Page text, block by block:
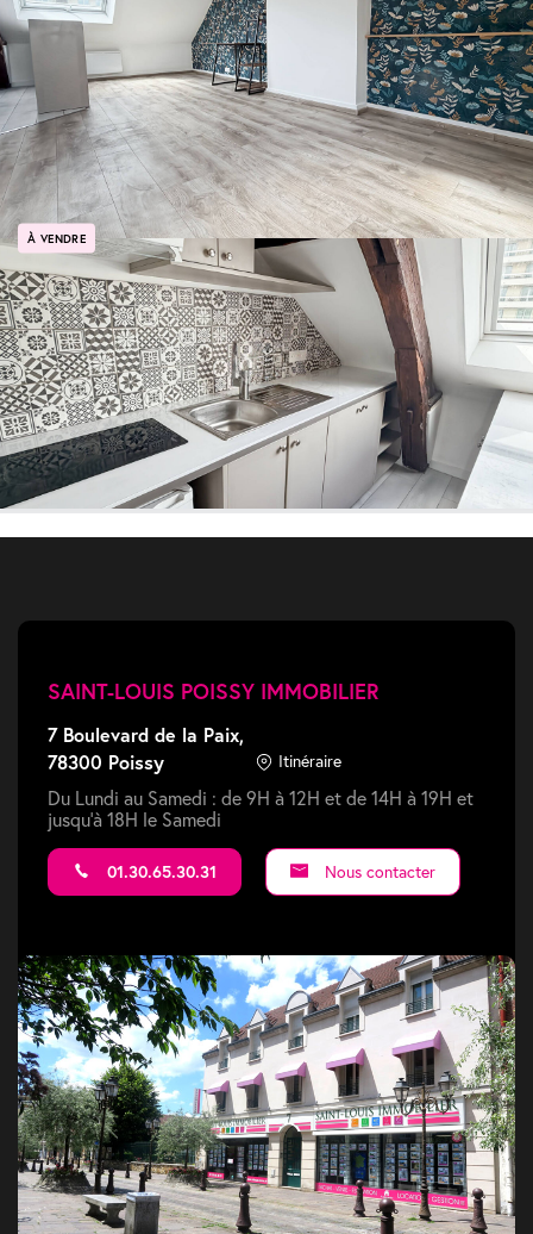
À VENDRE
POISSY Studio Plein Centre Ville Idéal investisseur ou premier achat !
POISSY
119 900 € Ref: 105603
22 m² 1 pièce
SAINT-LOUIS POISSY IMMOBILIER
7 Boulevard de la Paix,
78300 Poissy
Itinéraire
Du Lundi au Samedi : de 9H à 12H et de 14H à 19H et
jusqu'à 18H le Samedi
01.30.65.30.31 Nous contacter